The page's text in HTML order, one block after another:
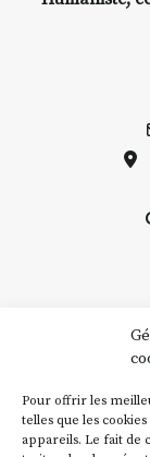
Pour offrir les
telles que les
appareils. Le fait de